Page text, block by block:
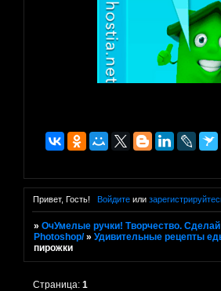
Привет, Гость! Войдитеили
»ОчУмелые ручки! Творчество.
Photoshop/ »Удивительные рецепты
пирожки
Страница:1